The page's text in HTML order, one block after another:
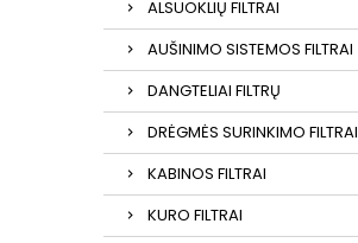
ALSUOKLIŲ FILTRAI
AUŠINIMO SISTEMOS FILTRAI
DANGTELIAI FILTRŲ
DRĖGMĖS SURINKIMO FILTRAI
KABINOS FILTRAI
KURO FILTRAI